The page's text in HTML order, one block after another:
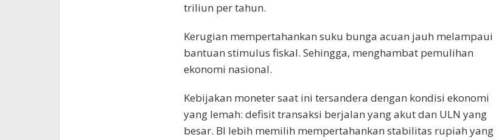
triliun per tahun.
Kerugian mempertahankan suku bunga acuan jauh melampaui
bantuan stimulus fiskal. Sehingga, menghambat pemulihan
ekonomi nasional.
Kebijakan moneter saat ini tersandera dengan kondisi ekonomi
yang lemah: defisit transaksi berjalan yang akut dan ULN yang
besar. BI lebih memilih mempertahankan stabilitas rupiah yang